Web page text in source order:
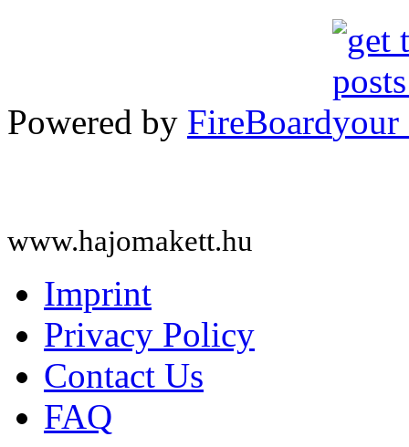
Powered by FireBoard
www.hajomakett.hu
Imprint
Privacy Policy
Contact Us
FAQ